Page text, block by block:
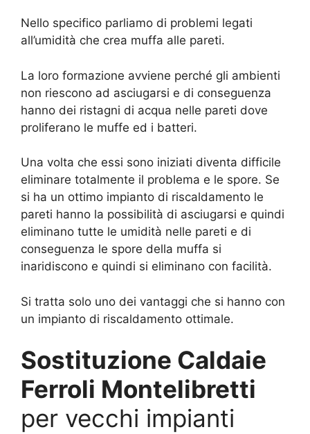
Nello specifico parliamo di problemi legati
all’umidità che crea muffa alle pareti.
La loro formazione avviene perché gli ambienti
non riescono ad asciugarsi e di conseguenza
hanno dei ristagni di acqua nelle pareti dove
proliferano le muffe ed i batteri.
Una volta che essi sono iniziati diventa difficile
eliminare totalmente il problema e le spore. Se
si ha un ottimo impianto di riscaldamento le
pareti hanno la possibilità di asciugarsi e quindi
eliminano tutte le umidità nelle pareti e di
conseguenza le spore della muffa si
inaridiscono e quindi si eliminano con facilità.
Si tratta solo uno dei vantaggi che si hanno con
un impianto di riscaldamento ottimale.
Sostituzione Caldaie
Ferroli Montelibretti
per vecchi impianti